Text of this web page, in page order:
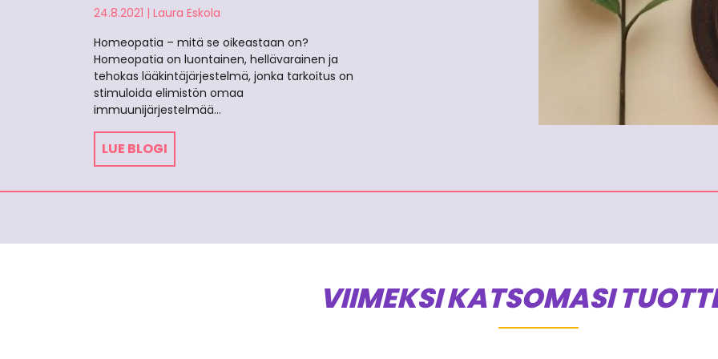
24.8.2021 | Laura Eskola
Homeopatia – mitä se oikeastaan on?
Homeopatia on luontainen, hellävarainen ja
tehokas lääkintäjärjestelmä, jonka tarkoitus on
stimuloida elimistön omaa
immuunijärjestelmää…
LUE BLOGI
VIIMEKSI KATSOMASI